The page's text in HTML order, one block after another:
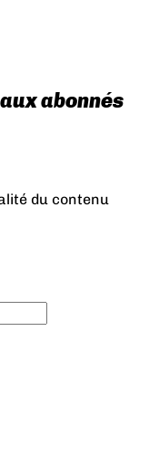
abonnés
du contenu